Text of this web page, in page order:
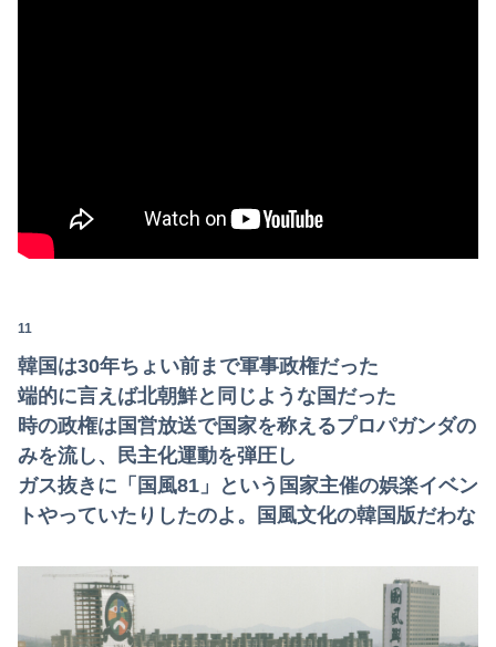
11
韓国は30年ちょい前まで軍事政権だった
端的に言えば北朝鮮と同じような国だった
時の政権は国営放送で国家を称えるプロパガンダの
みを流し、民主化運動を弾圧し
ガス抜きに「国風81」という国家主催の娯楽イベン
トやっていたりしたのよ。国風文化の韓国版だわな